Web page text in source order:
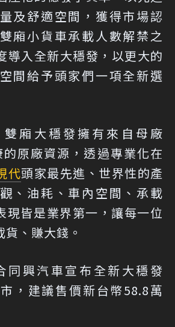
及舒適空間，獲得市場認
廂小貨車承載人數解禁之
導入全新大穩發，以更大的
間給予頭家們一項全新選
廂大穩發擁有來自母廠
的原廠資源，透過專業化在
代頭家最先進、世界性的產
、油耗、車內空間、承載
皆是業界第一，讓每一位
、賺大錢。
同興汽車宣布全新大穩發
，建議售價新台幣58.8萬